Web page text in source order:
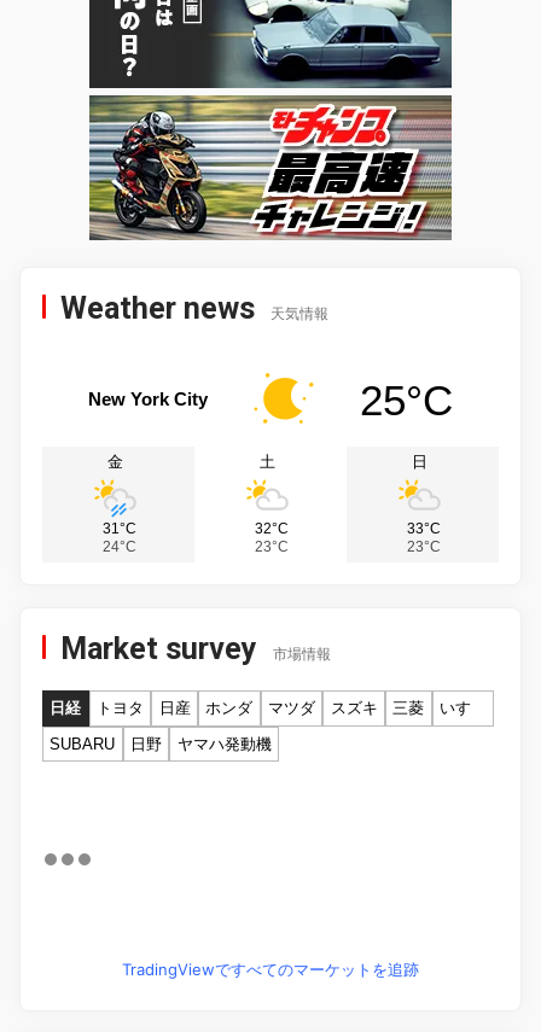
Weather news 天気情報
New York City 25°C
金
31°C
24°C
土
32°C
23°C
日
33°C
23°C
Market survey 市場情報
日経 トヨタ 日産 ホンダ マツダ スズキ 三菱
いすゞ
SUBARU
日野 ヤマハ発動機
TradingViewですべてのマーケットを追跡